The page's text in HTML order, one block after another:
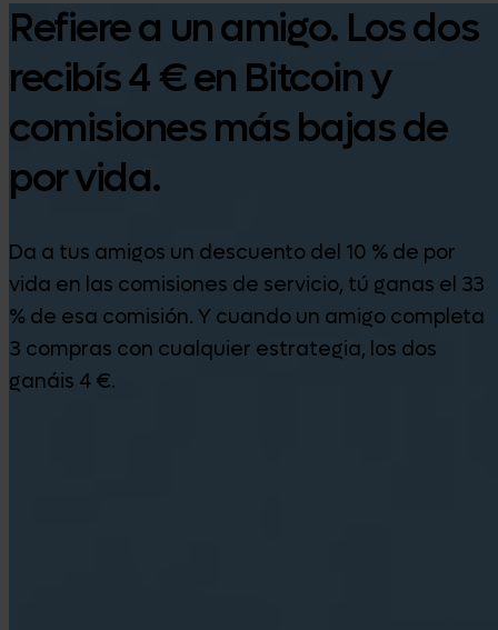
Refiere a un amigo. Los dos
recibís 4 € en Bitcoin y
comisiones más bajas de
por vida.
Da a tus amigos un descuento del 10 % de por
vida en las comisiones de servicio, tú ganas el 33
% de esa comisión. Y cuando un amigo completa
3 compras con cualquier estrategia, los dos
ganáis 4 €.